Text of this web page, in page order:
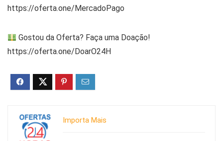
https://oferta.one/MercadoPago
Gostou da Oferta? Faça uma Doação!
https://oferta.one/DoarO24H
Importa Mais